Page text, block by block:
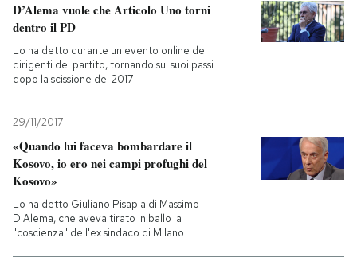
AREA PERSONALE
D’Alema vuole che Articolo Uno torni
dentro il PD
Lo ha detto durante un evento online dei
dirigenti del partito, tornando sui suoi passi
dopo la scissione del 2017
29/11/2017
«Quando lui faceva bombardare il
Kosovo, io ero nei campi profughi del
Kosovo»
Lo ha detto Giuliano Pisapia di Massimo
D'Alema, che aveva tirato in ballo la
"coscienza" dell'ex sindaco di Milano